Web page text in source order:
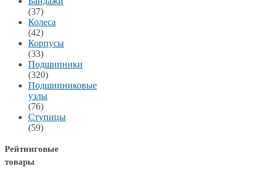
(37)
Колеса
(42)
Корпусы
(33)
Подшипники
(320)
Подшипниковые
узлы
(76)
Ступицы
(59)
Рейтинговые
товары